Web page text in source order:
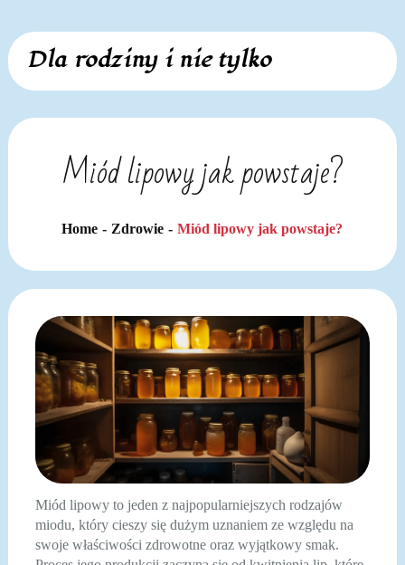
Skip
content
Dla rodziny i nie tylko
Miód lipowy jak powstaje?
Home Zdrowie Miód lipowy jak powstaje?
Miód lipowy to jeden z najpopularniejszych rodzajów
miodu, który cieszy się dużym uznaniem ze względu na
swoje właściwości zdrowotne oraz wyjątkowy smak.